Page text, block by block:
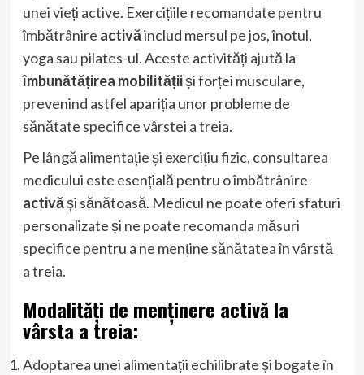
unei vieți active. Exercițiile recomandate pentru
îmbătrânire activăinclud mersul pe jos, înotul,
yoga sau pilates-ul. Aceste activități ajută la
îmbunătățirea mobilitățiiși forței musculare,
prevenind astfel apariția unor probleme de
sănătate specifice vârstei a treia.
Pe lângă alimentație și exercițiu fizic, consultarea
medicului este esențială pentru o îmbătrânire
activăși sănătoasă. Medicul ne poate oferi sfaturi
personalizate și ne poate recomanda măsuri
specifice pentru a ne menține sănătatea în vârstă
a treia.
Modalități de menținere activă la
vârsta a treia:
Adoptarea unei alimentații echilibrate și bogate în